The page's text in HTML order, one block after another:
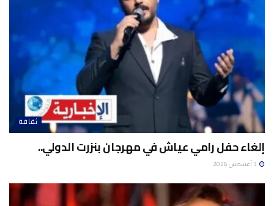
ثقافة
إلغاء حفل رامي عياش في مهرجان بنزرت الدولي..